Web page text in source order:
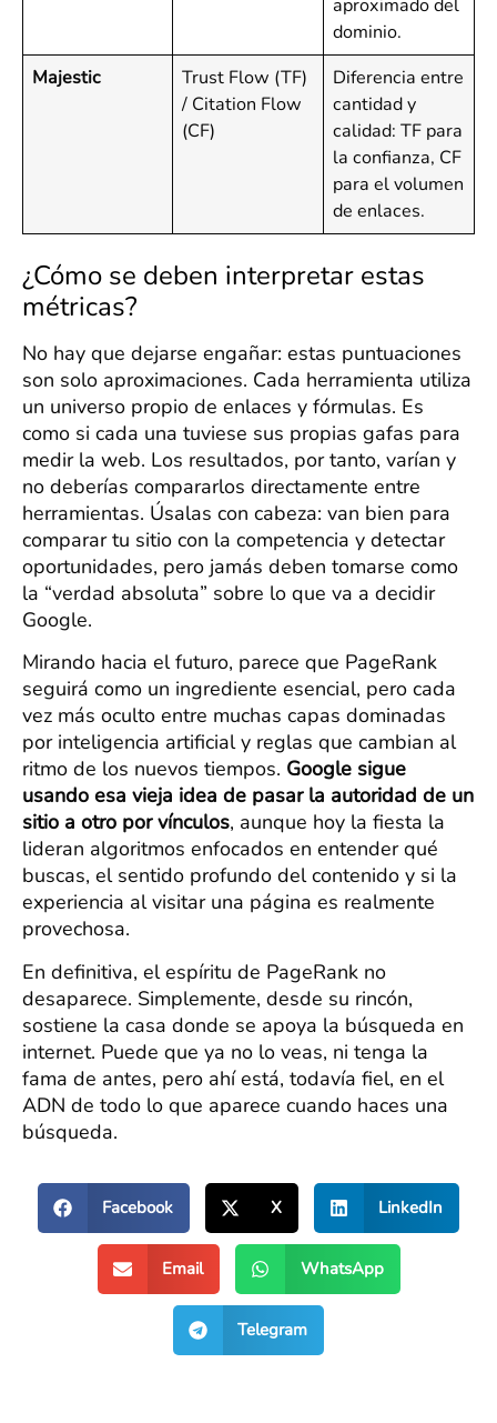
aproximado del
dominio.
Majestic
Trust Flow (TF)
/ Citation Flow
(CF)
Diferencia entre
cantidad y
calidad: TF para
la confianza, CF
para el volumen
de enlaces.
¿Cómo se deben interpretar estas
métricas?
No hay que dejarse engañar: estas puntuaciones
son solo aproximaciones. Cada herramienta utiliza
un universo propio de enlaces y fórmulas. Es
como si cada una tuviese sus propias gafas para
medir la web. Los resultados, por tanto, varían y
no deberías compararlos directamente entre
herramientas. Úsalas con cabeza: van bien para
comparar tu sitio con la competencia y detectar
oportunidades, pero jamás deben tomarse como
la “verdad absoluta” sobre lo que va a decidir
Google.
Mirando hacia el futuro, parece que PageRank
seguirá como un ingrediente esencial, pero cada
vez más oculto entre muchas capas dominadas
por inteligencia artificial y reglas que cambian al
ritmo de los nuevos tiempos. Google sigue
usando esa vieja idea de pasar la autoridad de un
sitio a otro por vínculos, aunque hoy la fiesta la
lideran algoritmos enfocados en entender qué
buscas, el sentido profundo del contenido y si la
experiencia al visitar una página es realmente
provechosa.
En definitiva, el espíritu de PageRank no
desaparece. Simplemente, desde su rincón,
sostiene la casa donde se apoya la búsqueda en
internet. Puede que ya no lo veas, ni tenga la
fama de antes, pero ahí está, todavía fiel, en el
ADN de todo lo que aparece cuando haces una
búsqueda.
Facebook X LinkedIn
Email WhatsApp
Telegram